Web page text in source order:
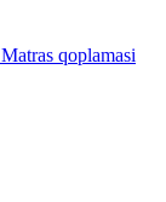
Matras qoplamasi